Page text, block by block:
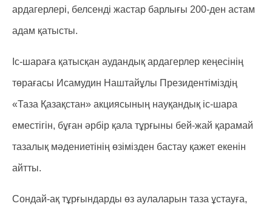
ардагерлері, белсенді жастар барлығы 200-ден астам
адам қатысты.
Іс-шараға қатысқан аудандық ардагерлер кеңесінің
төрағасы Исамудин Наштайұлы Президентіміздің
«Таза Қазақстан» акциясының науқандық іс-шара
еместігін, бұған әрбір қала тұрғыны бей-жай қарамай
тазалық мәдениетінің өзімізден бастау қажет екенін
айтты.
Сондай-ақ тұрғындарды өз аулаларын таза ұстауға,